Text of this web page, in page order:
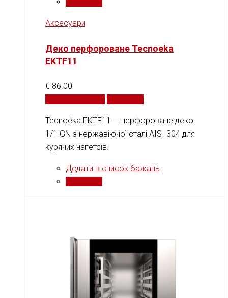
Аксесуари
Деко перфороване Tecnoeka
EKTF11
€ 86.00
Tecnoeka EKTF11 — перфороване деко
1/1 GN з нержавіючої сталі AISI 304 для
курячих нагетсів.
Додати в список бажань